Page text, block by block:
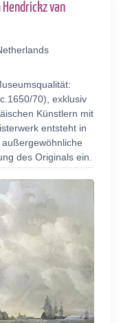
van
70), exklusiv
Künstlern mit
entsteht in
des Originals ein.